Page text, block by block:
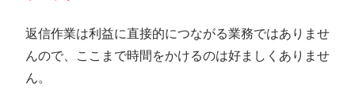
返信作業は利益に直接的につながる業務ではありませ
んので、ここまで時間をかけるのは好ましくありませ
ん。